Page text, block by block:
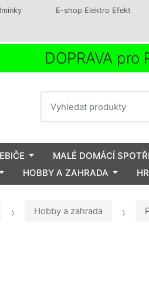
E-shop Elektro Efekt
DOPRAVA
MALÉ DOMÁCÍ
HOBBY A ZAHRADA
Hobby a zahrada